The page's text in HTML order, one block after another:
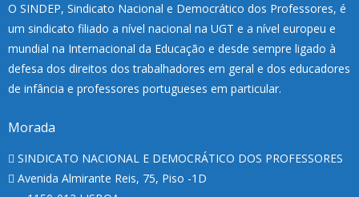
O SINDEP, Sindicato Nacional e Democrático dos Professores, é
um sindicato filiado a nível nacional na UGT e a nível europeu e
mundial na Internacional da Educação e desde sempre ligado à
defesa dos direitos dos trabalhadores em geral e dos educadores
de infância e professores portugueses em particular.
Morada
SINDICATO NACIONAL E DEMOCRÁTICO DOS PROFESSORES
Avenida Almirante Reis, 75, Piso -1D